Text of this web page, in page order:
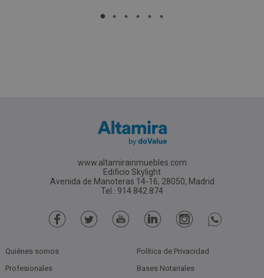
www.altamirainmuebles.com
Edificio Skylight
Avenida de Manoteras 14-16, 28050, Madrid
Tel.: 914 842 874
Quiénes somos
Profesionales
Política de Privacidad
Bases Notariales